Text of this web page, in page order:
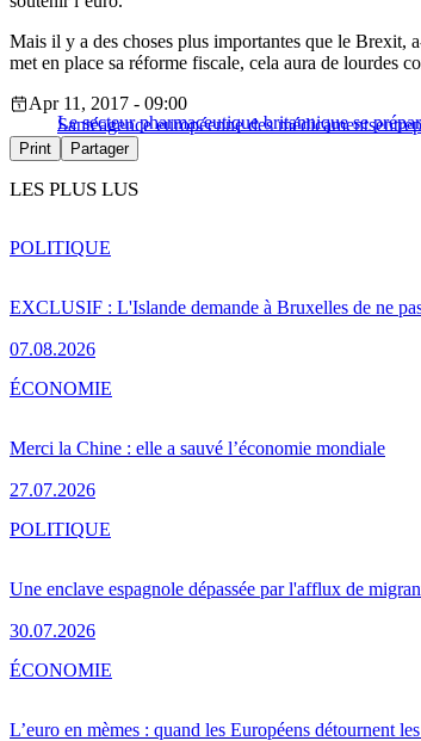
Mais il y a des choses plus importantes que le Brexit,
met en place sa réforme fiscale, cela aura de lourdes
Le secteur pharmaceutique britannique se
Apr 11, 2017 - 09:00
Santéagence européenne des médicaments
Print Partager
LES PLUS LUS
EXCLUSIF : L'Islande demande à Bruxelles de ne
07.08.2026
POLITIQUE
Merci la Chine : elle a sauvé l’économie mondiale
27.07.2026
ÉCONOMIE
Une enclave espagnole dépassée par l'afflux de
30.07.2026
POLITIQUE
L’euro en mèmes : quand les Européens détournent
ÉCONOMIE